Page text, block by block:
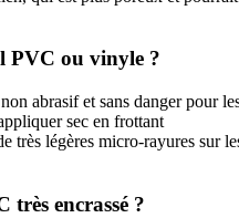
PVC ou vinyle ?
abrasif et sans danger pour
sec en frottant
très légères micro-rayures sur
très encrassé ?